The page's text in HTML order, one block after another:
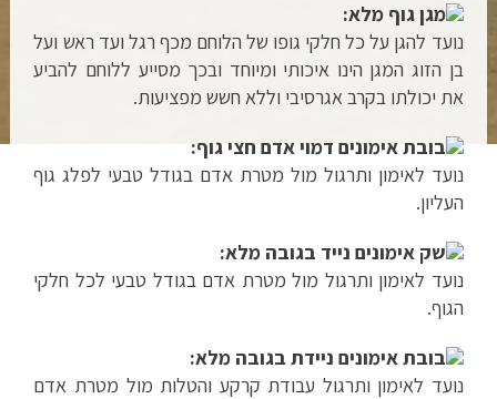
מגן גוף מלא:
נועד להגן על כל חלקי גופו של הלוחם מכף רגל ועד ראש ועל
בן הזוג המגן הינו איכותי ומיוחד ובכך מסייע ללוחם להביע
את יכולתו בקרב אגרסיבי וללא חשש מפציעות.
בובת אימונים דמוי אדם חצי גוף:
נועד לאימון ותרגול מול מטרת אדם בגודל טבעי לפלג גוף
העליון.
שק אימונים נייד בגובה מלא:
נועד לאימון ותרגול מול מטרת אדם בגודל טבעי לכל חלקי
הגוף.
בובת אימונים ניידת בגובה מלא:
נועד לאימון ותרגול עבודת קרקע והטלות מול מטרת אדם